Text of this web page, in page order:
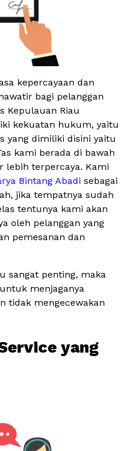
kepercayaan dan
bagi pelanggan
Kepulauan Riau
kekuatan hukum, yaitu
yang dimiliki disini yaitu
kami berada di bawah
lebih terpercaya. Kami
Bintang Abadi sebagai
jika tempatnya sudah
tentunya kami akan
oleh pelanggan yang
pemesanan dan
sangat penting, maka
menjaganya
tidak mengecewakan
yang